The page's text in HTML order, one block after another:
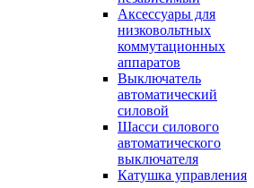
Аксессуары для
низковольтных
коммутационных
аппаратов
Выключатель
автоматический
силовой
Шасси силового
автоматического
выключателя
Катушка управления